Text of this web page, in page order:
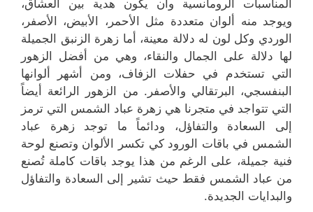
المناسبات الرومانسية وأن يكون هدية بين العشاق،
ويوجد منه ألوان متعددة مثل الأحمر، الأبيض، الأصفر،
الوردي وكل لون له دلالة معينة، أما زهرة الزنبق الجميلة
لها دلالة على الجمال والنقاء، وهي من أفضل الزهور
التي تستخدم في حفلات الزفاف، ومن أشهر ألوانها
البنفسجي، البرتقالي والأصفر. من الزهور الرائعة أيضاً
التي تتواجد في متجرنا هي زهرة عباد الشمس التي ترمز
إلى السعادة والتفاؤل، ودائماً ما توجد زهرة عباد
الشمس في باقات الورود كي تكسر الألوان وتصنع لوحة
فنية جميلة، على الرغم من هذا يوجد باقات كاملة تُصنع
من عباد الشمس فقط حيث تشير إلى السعادة والتفاؤل
والبدايات الجديدة.